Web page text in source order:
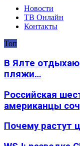
Новости
ТВ Онлайн
Контакты
Топ
В Ялте
пляжи…
Российская
американцы
Почему растут